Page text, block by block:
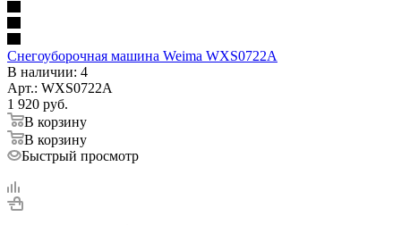
Снегоуборочная машина Weima WXS0722A
В наличии: 4
Арт.: WXS0722A
1 920 руб.
В корзину
В корзину
Быстрый просмотр